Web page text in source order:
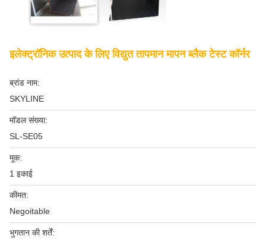
इलेक्ट्रॉनिक उत्पाद के लिए विद्युत तापमान मापन ब्लैक टेस्ट कॉर्नर
ब्रांड नाम:
SKYLINE
मॉडल संख्या:
SL-SE05
मूक:
1 इकाई
कीमत:
Negoitable
भुगतान की शर्तें: